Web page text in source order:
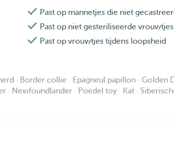
van onze hondjes zijn overleden - en niet lang
7 mei 2026.
gehad, maar dat is lang geleden.
als dierenoppas, met name via Petbnb. Ik
te sturen via Petbnb.
Past op mannetjes die niet
Past op niet gesteriliseerde vrouwtjes
Past op vrouwtjes tijdens loopsheid
· Border collie · Epagneul papillon · Golden
Newfoundlander · Poedel toy · Kat ·